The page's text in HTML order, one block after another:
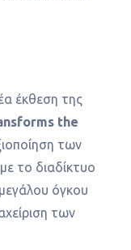
έκθεση της
the
των
το διαδίκτυο
όγκου
των